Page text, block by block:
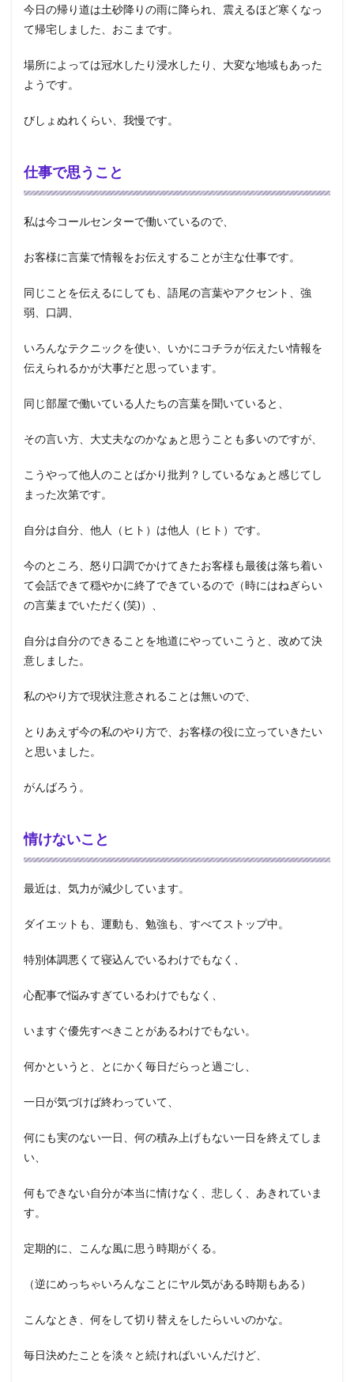
今日の帰り道は土砂降りの雨に降られ、震えるほど寒くなっ
て帰宅しました、おこまです。
場所によっては冠水したり浸水したり、大変な地域もあった
ようです。
びしょぬれくらい、我慢です。
仕事で思うこと
私は今コールセンターで働いているので、
お客様に言葉で情報をお伝えすることが主な仕事です。
同じことを伝えるにしても、語尾の言葉やアクセント、強
弱、口調、
いろんなテクニックを使い、いかにコチラが伝えたい情報を
伝えられるかが大事だと思っています。
同じ部屋で働いている人たちの言葉を聞いていると、
その言い方、大丈夫なのかなぁと思うことも多いのですが、
こうやって他人のことばかり批判？しているなぁと感じてし
まった次第です。
自分は自分、他人（ヒト）は他人（ヒト）です。
今のところ、怒り口調でかけてきたお客様も最後は落ち着い
て会話できて穏やかに終了できているので（時にはねぎらい
の言葉までいただく(笑)）、
自分は自分のできることを地道にやっていこうと、改めて決
意しました。
私のやり方で現状注意されることは無いので、
とりあえず今の私のやり方で、お客様の役に立っていきたい
と思いました。
がんばろう。
情けないこと
最近は、気力が減少しています。
ダイエットも、運動も、勉強も、すべてストップ中。
特別体調悪くて寝込んでいるわけでもなく、
心配事で悩みすぎているわけでもなく、
いますぐ優先すべきことがあるわけでもない。
何かというと、とにかく毎日だらっと過ごし、
一日が気づけば終わっていて、
何にも実のない一日、何の積み上げもない一日を終えてしま
い、
何もできない自分が本当に情けなく、悲しく、あきれていま
す。
定期的に、こんな風に思う時期がくる。
（逆にめっちゃいろんなことにヤル気がある時期もある）
こんなとき、何をして切り替えをしたらいいのかな。
毎日決めたことを淡々と続ければいいんだけど、